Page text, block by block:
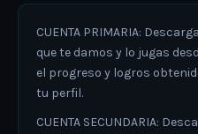
CUENTA PRIMARIA:
que te damos y lo jugas
el progreso y logros
tu perfil.
CUENTA SECUNDARIA: